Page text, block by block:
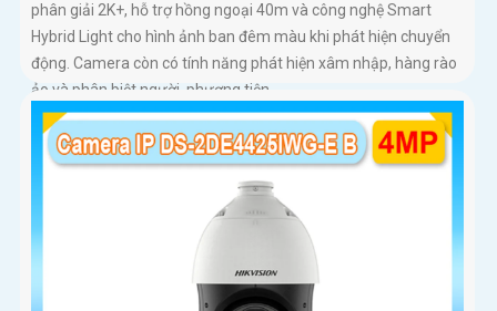
phân giải 2K+, hỗ trợ hồng ngoại 40m và công nghệ Smart
Hybrid Light cho hình ảnh ban đêm màu khi phát hiện chuyển
động. Camera còn có tính năng phát hiện xâm nhập, hàng rào
ảo và phân biệt người, phương tiện